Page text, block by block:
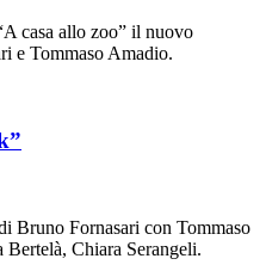
casa allo zoo” il nuovo
e Tommaso Amadio.
Bruno Fornasari con Tommaso
Chiara Serangeli.